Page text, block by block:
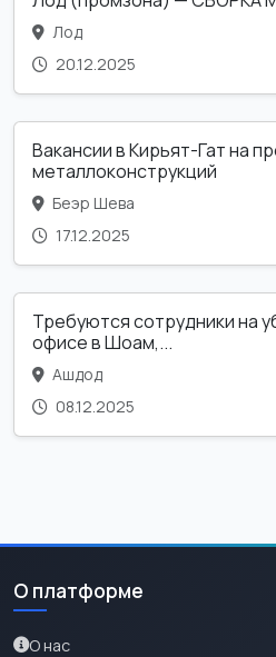
Лод
20.12.2025
Вакансии в Кирьят-Гат на
металлоконструкций
Беэр Шева
17.12.2025
Требуются сотрудники на
офисе в Шоам,...
Ашдод
08.12.2025
О платформе
О нас